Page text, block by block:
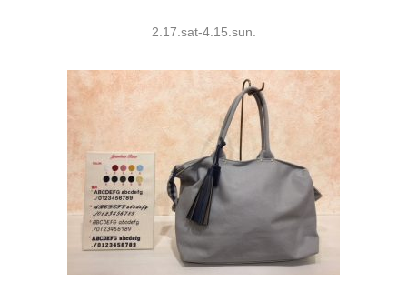
2.17.sat-4.15.sun.